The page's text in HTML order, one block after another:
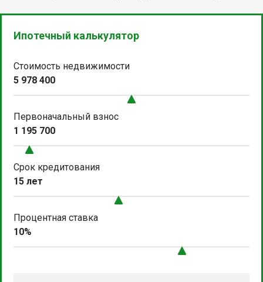
Ипотечный калькулятор
Стоимость недвижимости
5 978 400
Первоначальный взнос
1 195 700
Срок кредитования
15 лет
Процентная ставка
10%